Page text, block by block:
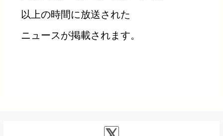
以上の時間に放送された
ニュースが掲載されます。